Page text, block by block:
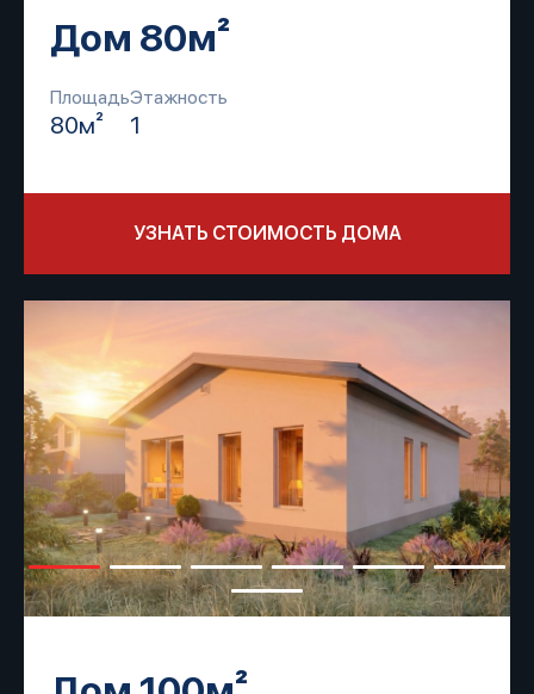
Дом 80м²
Площадь
80м²
Этажность
1
УЗНАТЬ СТОИМОСТЬ ДОМА